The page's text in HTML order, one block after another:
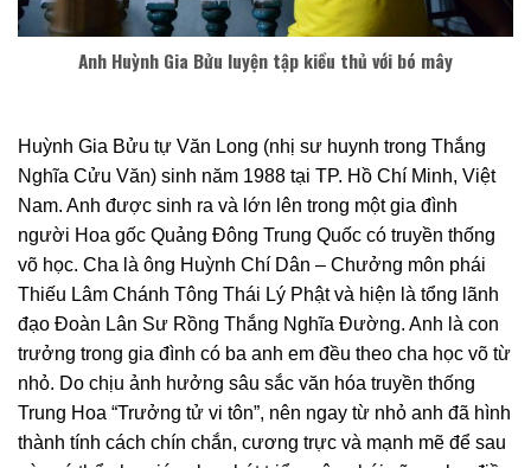
Anh Huỳnh Gia Bửu luyện tập kiều thủ với bó mây
Huỳnh Gia Bửu tự Văn Long (nhị sư huynh trong Thắng
Nghĩa Cửu Văn) sinh năm 1988 tại TP. Hồ Chí Minh, Việt
Nam. Anh được sinh ra và lớn lên trong một gia đình
người Hoa gốc Quảng Đông Trung Quốc có truyền thống
võ học. Cha là ông Huỳnh Chí Dân – Chưởng môn phái
Thiếu Lâm Chánh Tông Thái Lý Phật và hiện là tổng lãnh
đạo Đoàn Lân Sư Rồng Thắng Nghĩa Đường. Anh là con
trưởng trong gia đình có ba anh em đều theo cha học võ từ
nhỏ. Do chịu ảnh hưởng sâu sắc văn hóa truyền thống
Trung Hoa “Trưởng tử vi tôn”, nên ngay từ nhỏ anh đã hình
thành tính cách chín chắn, cương trực và mạnh mẽ để sau